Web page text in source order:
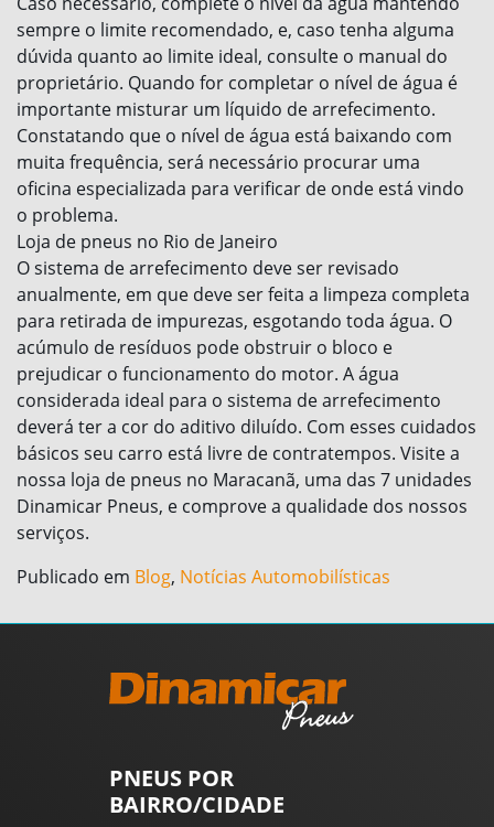
sempre o limite recomendado, e, caso tenha alguma
dúvida quanto ao limite ideal, consulte o manual do
proprietário. Quando for completar o nível de água é
importante misturar um líquido de arrefecimento.
Constatando que o nível de água está baixando com
muita frequência, será necessário procurar uma
oficina especializada para verificar de onde está vindo
o problema.
Loja de pneus no Rio de Janeiro
O sistema de arrefecimento deve ser revisado
anualmente, em que deve ser feita a limpeza completa
para retirada de impurezas, esgotando toda água. O
acúmulo de resíduos pode obstruir o bloco e
prejudicar o funcionamento do motor. A água
considerada ideal para o sistema de arrefecimento
deverá ter a cor do aditivo diluído. Com esses cuidados
básicos seu carro está livre de contratempos. Visite a
nossa loja de pneus no Maracanã, uma das 7 unidades
Dinamicar Pneus, e comprove a qualidade dos nossos
serviços.
Publicado em Blog, Notícias Automobilísticas
PNEUS POR
BAIRRO/CIDADE